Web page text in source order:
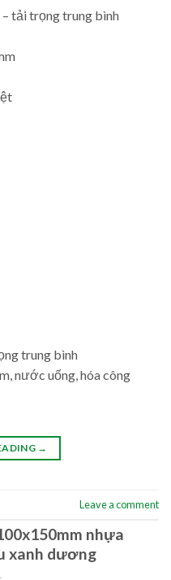
tải trọng trung bình
trung bình
nước uống, hóa công
→
Leave a comment
nhựa
xanh dương